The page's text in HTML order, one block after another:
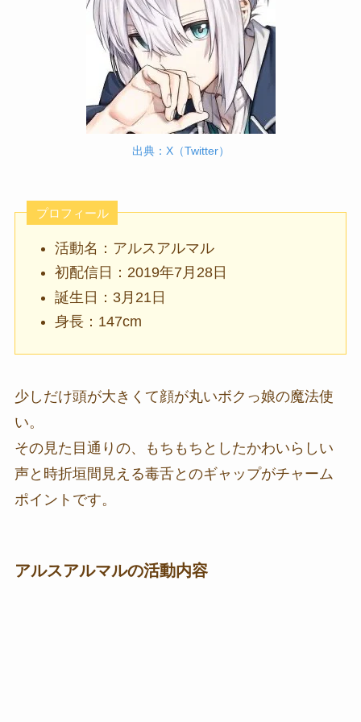
出典：X（Twitter）
プロフィール
活動名：アルスアルマル
初配信日：2019年7月28日
誕生日：3月21日
身長：147cm
少しだけ頭が大きくて顔が丸いボクっ娘の魔法使
い。
その見た目通りの、もちもちとしたかわいらしい
声と時折垣間見える毒舌とのギャップがチャーム
ポイントです。
アルスアルマルの活動内容